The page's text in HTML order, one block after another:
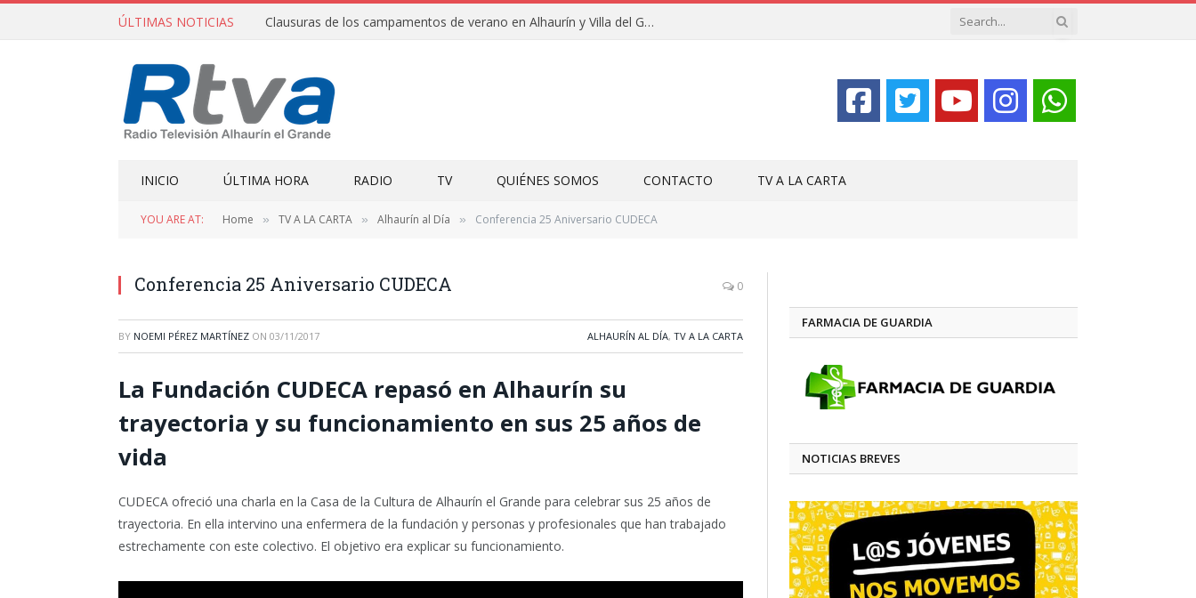
ÚLTIMAS NOTICIAS Clausuras de los campamentos de verano en Alhaurín y Villa del Guadalhorce 2026
INICIO ÚLTIMA HORA RADIO TV QUIÉNES SOMOS CONTACTO TV A LA CARTA
YOU ARE AT: Home » TV A LA CARTA » Alhaurín al Día » Conferencia 25 Aniversario CUDECA
Conferencia 25 Aniversario CUDECA 0
BY NOEMI PÉREZ MARTÍNEZ ON 03/11/2017 ALHAURÍN AL DÍA, TV A LA CARTA
La Fundación CUDECA repasó en Alhaurín su
trayectoria y su funcionamiento en sus 25 años de
vida
CUDECA ofreció una charla en la Casa de la Cultura de Alhaurín el Grande para celebrar sus 25 años de
trayectoria. En ella intervino una enfermera de la fundación y personas y profesionales que han trabajado
estrechamente con este colectivo. El objetivo era explicar su funcionamiento.
FARMACIA DE GUARDIA
NOTICIAS BREVES